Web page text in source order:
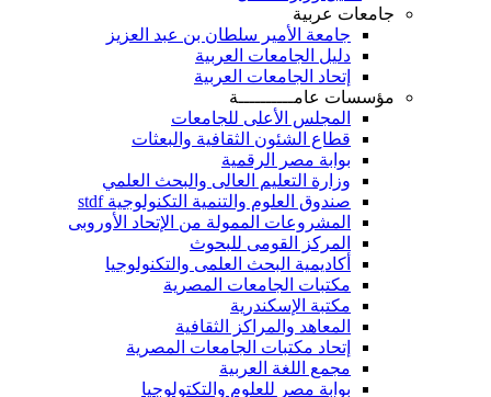
جامعات عربية
جامعة الأمير سلطان بن عبد العزيز
دليل الجامعات العربية
إتحاد الجامعات العربية
مؤسسات عامــــــــــة
المجلس الأعلى للجامعات
قطاع الشئون الثقافية والبعثات
بوابة مصر الرقمية
وزارة التعليم العالى والبحث العلمي
صندوق العلوم والتنمية التكنولوجية stdf
المشروعات الممولة من الإتحاد الأوروبى
المركز القومى للبحوث
أكاديمية البحث العلمى والتكنولوجيا
مكتبات الجامعات المصرية
مكتبة الإسكندرية
المعاهد والمراكز الثقافية
إتحاد مكتبات الجامعات المصرية
مجمع اللغة العربية
بوابة مصر للعلوم والتكتولوجيا